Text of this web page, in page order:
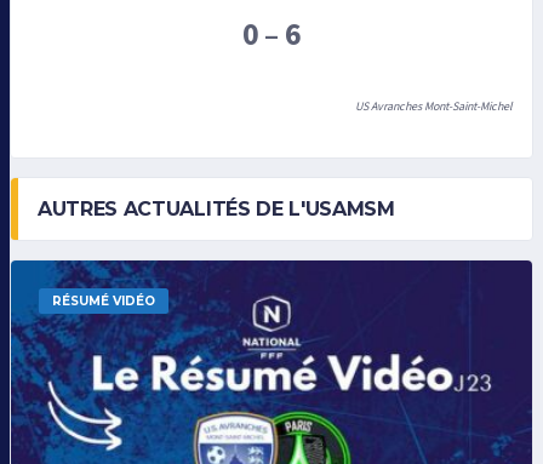
0 – 6
US Avranches Mont-Saint-Michel
AUTRES ACTUALITÉS DE L'USAMSM
RÉSUMÉ VIDÉO